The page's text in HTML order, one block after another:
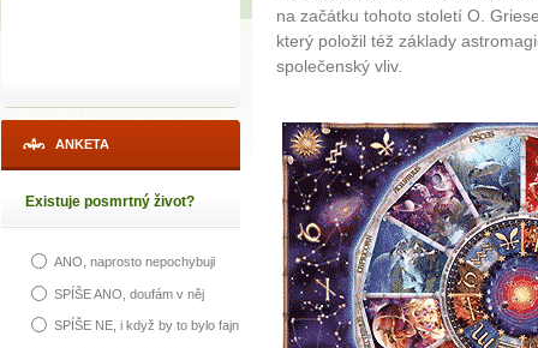
ANKETA
Existuje posmrtný život?
ANO, naprosto nepochybuji
SPÍŠE ANO, doufám v něj
SPÍŠE NE, i když by to bylo fajn
na začátku tohoto století O.
který položil též základy
společenský vliv.